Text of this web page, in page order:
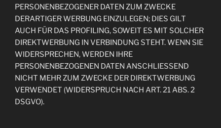
PERSONENBEZOGENER DATEN ZUM ZWECKE
DERARTIGER WERBUNG EINZULEGEN; DIES GILT
AUCH FÜR DAS PROFILING, SOWEIT ES MIT SOLCHER
DIREKTWERBUNG IN VERBINDUNG STEHT. WENN SIE
WIDERSPRECHEN, WERDEN IHRE
PERSONENBEZOGENEN DATEN ANSCHLIESSEND
NICHT MEHR ZUM ZWECKE DER DIREKTWERBUNG
VERWENDET (WIDERSPRUCH NACH ART. 21 ABS. 2
DSGVO).